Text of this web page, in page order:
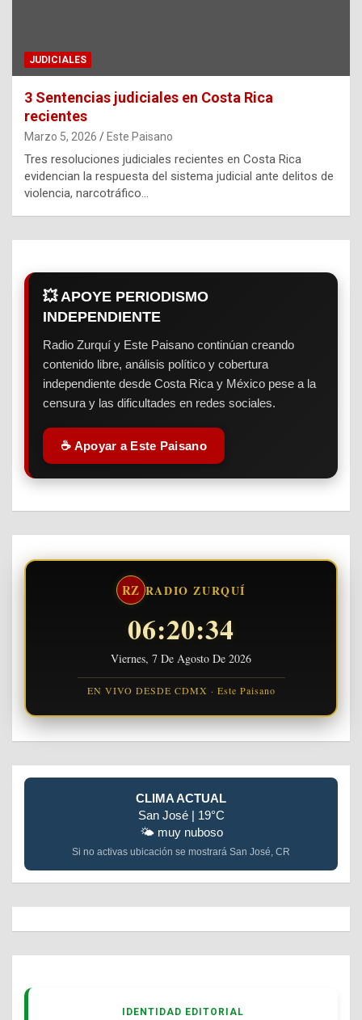
JUDICIALES
3 Sentencias judiciales en Costa Rica
recientes
Marzo 5, 2026 Este Paisano
Tres resoluciones judiciales recientes en Costa Rica
evidencian la respuesta del sistema judicial ante delitos de
violencia, narcotráfico…
💥 APOYE PERIODISMO
INDEPENDIENTE
Radio Zurquí y Este Paisano continúan creando
contenido libre, análisis político y cobertura
independiente desde Costa Rica y México pese a la
censura y las dificultades en redes sociales.
☕ Apoyar a Este Paisano
RZ RADIO ZURQUÍ
06:20:35
Viernes, 7 De Agosto De 2026
EN VIVO DESDE CDMX · Este Paisano
CLIMA ACTUAL
San José | 19°C
🌤️ muy nuboso
Si no activas ubicación se mostrará San José, CR
IDENTIDAD EDITORIAL